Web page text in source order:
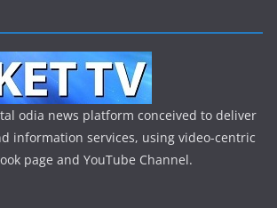
odia news platform conceived to deliver
information services, using video-centric
page and YouTube Channel.